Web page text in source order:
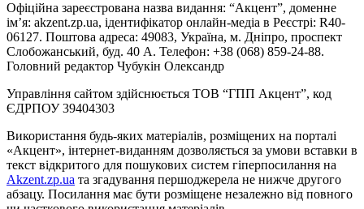
Офіційна зареєстрована назва видання: “Акцент”, доменне
ім’я: akzent.zp.ua, ідентифікатор онлайн-медіа в Реєстрі: R40-
06127. Поштова адреса: 49083, Україна, м. Дніпро, проспект
Слобожанський, буд. 40 А. Телефон: +38 (068) 859-24-88.
Головний редактор Чубукін Олександр
Управління сайтом здійснюється ТОВ “ГПП Акцент”, код
ЄДРПОУ 39404303
Використання будь-яких матеріалів, розміщених на порталі
«Акцент», інтернет-виданням дозволяється за умови вставки в
текст відкритого для пошукових систем гіперпосилання на
Akzent.zp.ua та згадування першоджерела не нижче другого
абзацу. Посилання має бути розміщене незалежно від повного